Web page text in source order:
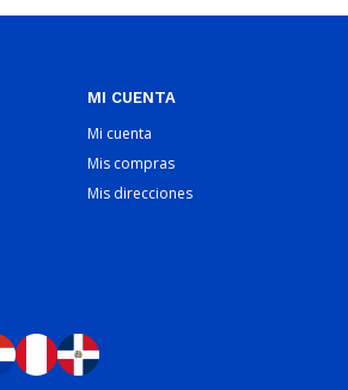
MI CUENTA
Mi cuenta
Mis compras
Mis direcciones